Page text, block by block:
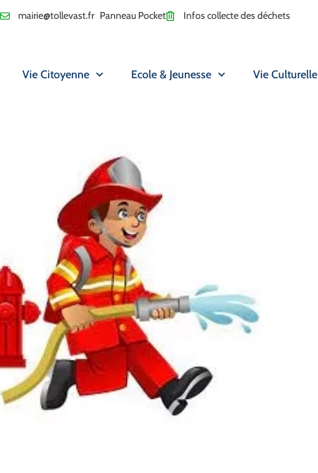
mairie@tollevast.fr Panneau Pocket Infos collecte des déchets
Vie Citoyenne Ecole & Jeunesse Vie Culturelle